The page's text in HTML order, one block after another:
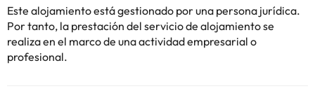
Algunos de los servicios detallados pueden ser de pago. Puedes
Este alojamiento está gestionado por una persona jurídica.
Por tanto, la prestación del servicio de alojamiento se
realiza en el marco de una actividad empresarial o
profesional.